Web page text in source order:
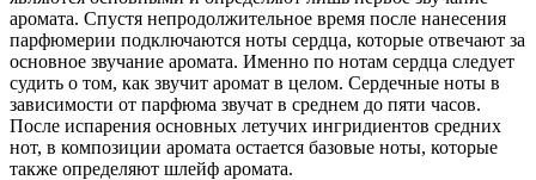
аромата. Спустя непродолжительное время после нанесения
парфюмерии подключаются ноты сердца, которые отвечают за
основное звучание аромата. Именно по нотам сердца следует
судить о том, как звучит аромат в целом. Сердечные ноты в
зависимости от парфюма звучат в среднем до пяти часов.
После испарения основных летучих ингридиентов средних
нот, в композиции аромата остается базовые ноты, которые
также определяют шлейф аромата.